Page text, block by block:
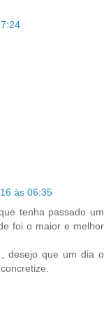
às 06:35
tenha passado um
foi o maior e melhor
desejo que um dia o